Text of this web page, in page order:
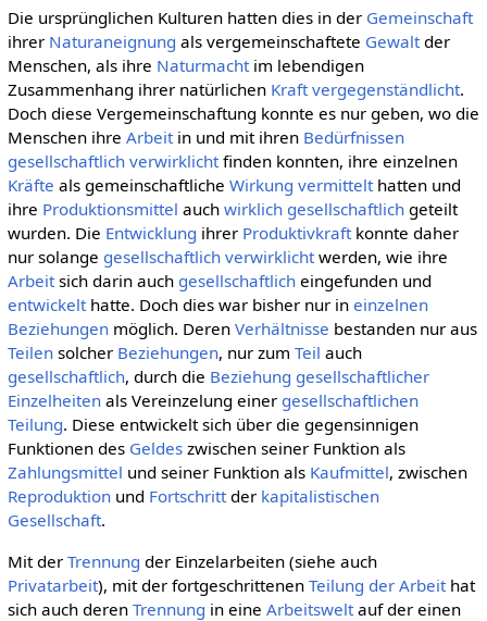
Die ursprünglichen Kulturen hatten dies in der Gemeinschaft
ihrer Naturaneignung als vergemeinschaftete Gewaltder
Menschen, als ihre Naturmachtim lebendigen
Zusammenhang ihrer natürlichen Kraft vergegenständlicht.
Doch diese Vergemeinschaftung konnte es nur geben, wo die
Menschen ihre Arbeitin und mit ihren Bedürfnissen
gesellschaftlich verwirklichtfinden konnten, ihre einzelnen
Kräfte als gemeinschaftliche Wirkung vermittelthatten und
ihre Produktionsmittel auch wirklich gesellschaftlichgeteilt
wurden. Die Entwicklung ihrer Produktivkraftkonnte daher
nur solange gesellschaftlich verwirklichtwerden, wie ihre
Arbeitsich darin auch gesellschaftlicheingefunden und
entwickelthatte. Doch dies war bisher nur in einzelnen
Beziehungenmöglich. Deren Verhältnisse bestanden nur aus
Teilensolcher Beziehungen, nur zum Teil auch
gesellschaftlich, durch die Beziehung gesellschaftlicher
Einzelheitenals Vereinzelung einer gesellschaftlichen
Teilung. Diese entwickelt sich über die gegensinnigen
Funktionen des Geldeszwischen seiner Funktion als
Zahlungsmittel und seiner Funktion als Kaufmittel, zwischen
Reproduktionund Fortschrittder kapitalistischen
Gesellschaft.
Mit der Trennung der Einzelarbeiten (siehe auch
Privatarbeit), mit der fortgeschrittenen Teilung der Arbeithat
sich auch deren Trennung in eine Arbeitsweltauf der einen